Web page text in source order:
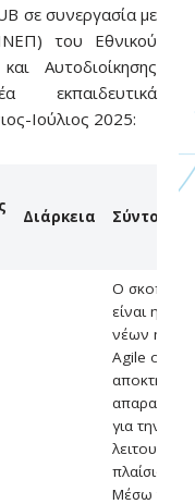
σε συνεργασία με
του Εθνικού
Αυτοδιοίκησης
εκπαιδευτικά
Ιούλιος 2025:
Διάρκεια Σύντομη
Ο σκοπός
είναι η
νέων ή
Agile
για την
λειτουργία
πλαίσιο
Μέσω της